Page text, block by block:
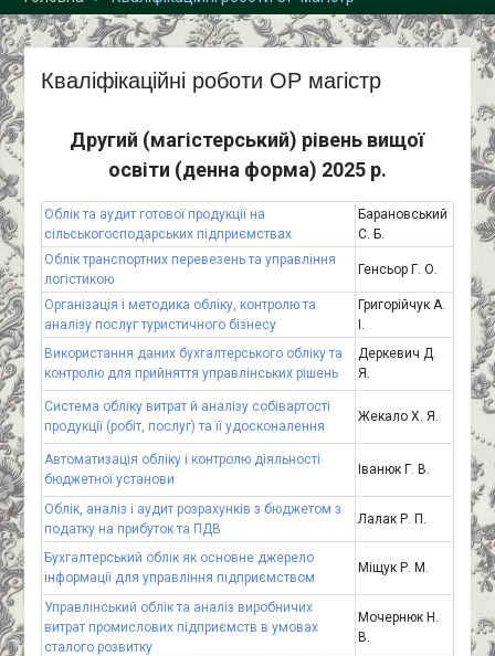
спеціальність «Облік і
оподаткування»!
Кваліфікаційні роботи ОР магістр
Другий (магістерський) рівень вищої
освіти (денна форма) 2025 р.
Облік та аудит готової продукції на
сільськогосподарських підприємствах
Барановський
С. Б.
Облік транспортних перевезень та управління
логістикою
Генсьор Г. О.
Організація і методика обліку, контролю та
аналізу послуг туристичного бізнесу
Григорійчук А.
І.
Використання даних бухгалтерського обліку та
контролю для прийняття управлінських рішень
Деркевич Д.
Я.
Система обліку витрат й аналізу собівартості
продукції (робіт, послуг) та її удосконалення
Жекало Х. Я.
Автоматизація обліку і контролю діяльності
бюджетної установи
Іванюк Г. В.
Облік, аналіз і аудит розрахунків з бюджетом з
податку на прибуток та ПДВ
Лалак Р. П.
Бухгалтерський облік як основне джерело
інформації для управління підприємством
Міщук Р. М.
Управлінський облік та аналіз виробничих
витрат промислових підприємств в умовах
сталого розвитку
Мочернюк Н.
В.